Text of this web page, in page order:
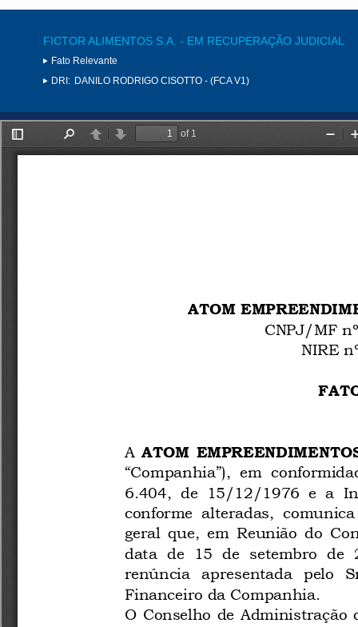
FICTOR ALIMENTOS S.A. - EM RECUPERAÇÃO JUDICIAL
Fato Relevante
DRI: DANILO RODRIGO CISOTTO - (FCA V1)